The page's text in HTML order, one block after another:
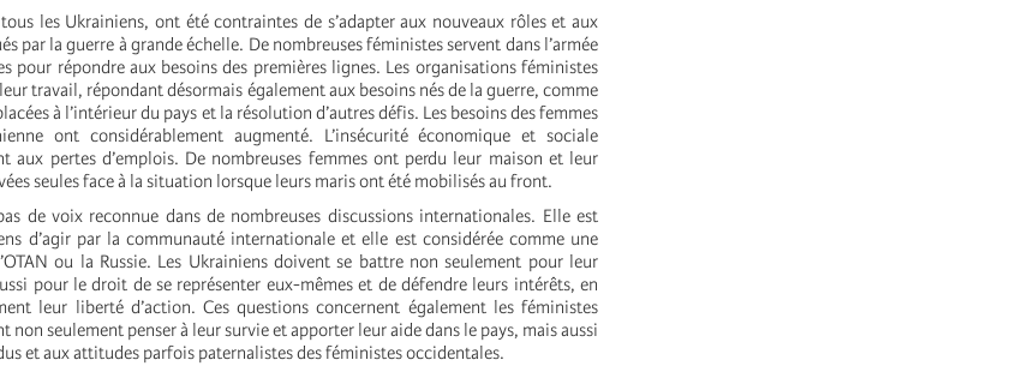
les Ukrainiens, ont été contraintes de s’adapter aux nouveaux rôles et aux
par la guerre à grande échelle. De nombreuses féministes servent dans l’armée
pour répondre aux besoins des premières lignes. Les organisations féministes
travail, répondant désormais également aux besoins nés de la guerre, comme
à l’intérieur du pays et la résolution d’autres défis. Les besoins des femmes
ont considérablement augmenté. L’insécurité économique et sociale
aux pertes d’emplois. De nombreuses femmes ont perdu leur maison et leur
seules face à la situation lorsque leurs maris ont été mobilisés au front.
de voix reconnue dans de nombreuses discussions internationales. Elle est
d’agir par la communauté internationale et elle est considérée comme une
ou la Russie. Les Ukrainiens doivent se battre non seulement pour leur
pour le droit de se représenter eux-mêmes et de défendre leurs intérêts, en
leur liberté d’action. Ces questions concernent également les féministes
non seulement penser à leur survie et apporter leur aide dans le pays, mais aussi
et aux attitudes parfois paternalistes des féministes occidentales.